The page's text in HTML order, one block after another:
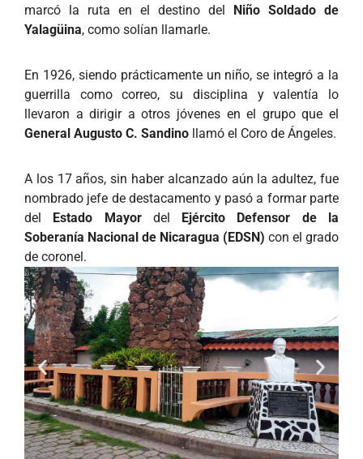
marcó la ruta en el destino del
Niño Soldado de
Yalagüina, como solían llamarle.
En 1926, siendo prácticamente un niño, se integró a la
guerrilla como correo, su disciplina y valentía lo
llevaron a dirigir a otros jóvenes en el grupo que el
General Augusto C. Sandino llamó el Coro de Ángeles.
A los 17 años, sin haber alcanzado aún la adultez, fue
nombrado jefe de destacamento y pasó a formar parte
del
Estado Mayor del
Ejército Defensor de la
Soberanía Nacional de Nicaragua (EDSN) con el grado
de coronel.